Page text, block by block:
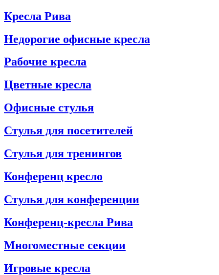
Кресла Рива
Недорогие офисные кресла
Рабочие кресла
Цветные кресла
Офисные стулья
Стулья для посетителей
Стулья для тренингов
Конференц кресло
Стулья для конференции
Конференц-кресла Рива
Многоместные секции
Игровые кресла